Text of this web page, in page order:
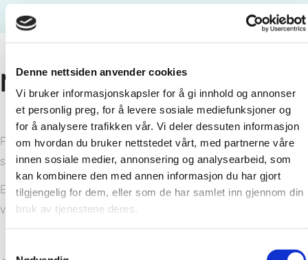
Denne nettsiden anvender cookies
Vi bruker informasjonskapsler for å gi innhold og annonser
et personlig preg, for å levere sosiale mediefunksjoner og
for å analysere trafikken vår. Vi deler dessuten informasjon
om hvordan du bruker nettstedet vårt, med partnerne våre
innen sosiale medier, annonsering og analysearbeid, som
kan kombinere den med annen informasjon du har gjort
tilgjengelig for dem, eller som de har samlet inn gjennom din
bruk av tjenestene deres.
Noen viktige funn:
Fibo veggpanel gir 80% reduksjon i materialbruk
sammenlignet med et flislagt bad
Et bad med Fibo har 45% lavere karbonutslipp når man
velger Fibo fremfor flis